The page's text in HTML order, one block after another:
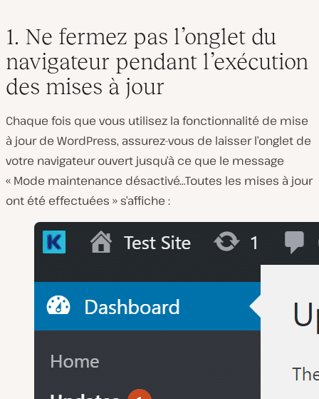
1. Ne fermez pas l’onglet du
navigateur pendant l’exécution
des mises à jour
Chaque fois que vous utilisez la fonctionnalité de mise
à jour de WordPress, assurez-vous de laisser l’onglet de
votre navigateur ouvert jusqu’à ce que le message
« Mode maintenance désactivé…Toutes les mises à jour
ont été effectuées » s’affiche :